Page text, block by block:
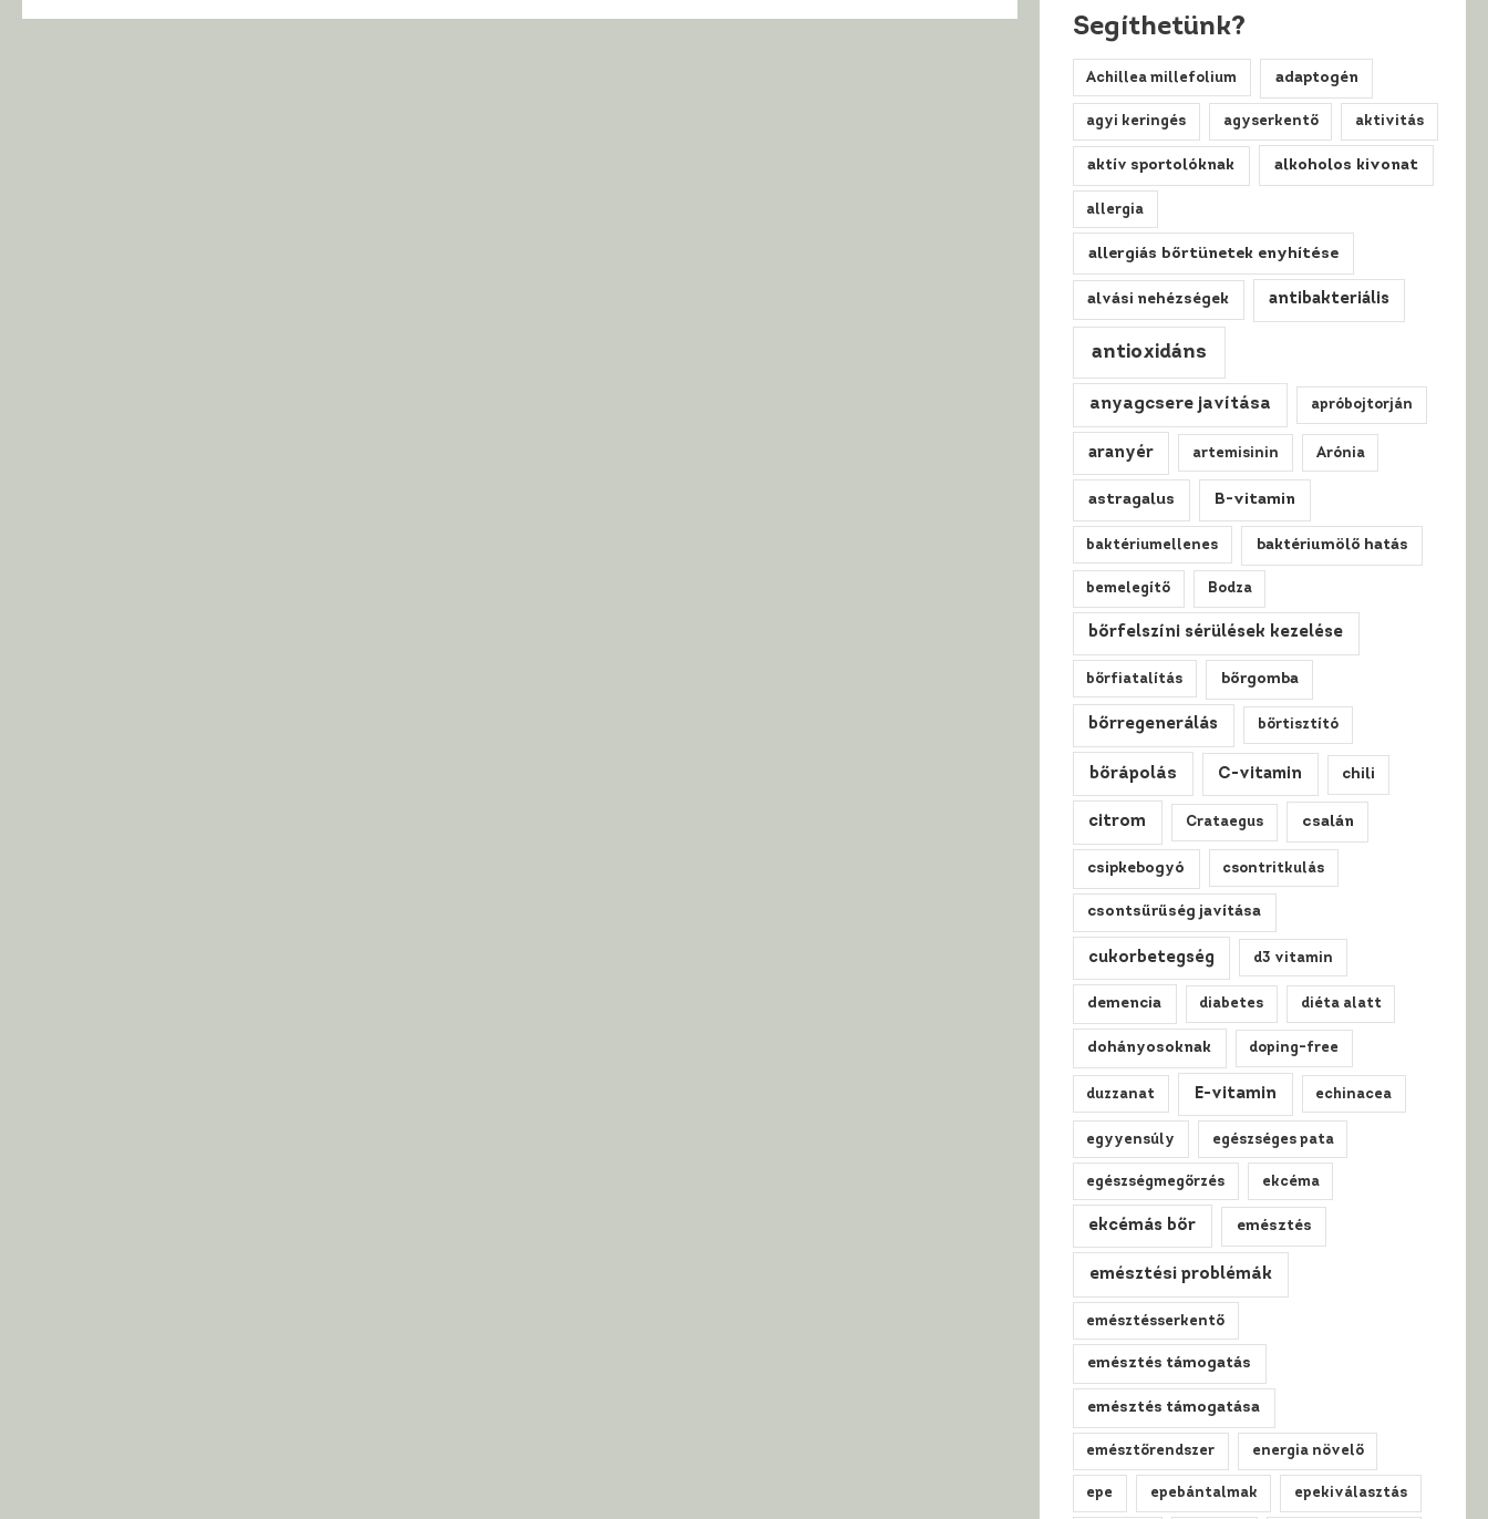
Segíthetünk?
Achillea millefolium adaptogén
agyi keringés agyserkentő aktivitás
aktív sportolóknak alkoholos kivonat
allergia
allergiás bőrtünetek enyhítése
alvási nehézségek antibakteriális
antioxidáns
anyagcsere javítása apróbojtorján
aranyér artemisinin Arónia
astragalus B-vitamin
baktériumellenes baktériumölő hatás
bemelegítő Bodza
bőrfelszíni sérülések kezelése
bőrfiatalítás bőrgomba
bőrregenerálás bőrtisztító
bőrápolás C-vitamin chili
citrom Crataegus csalán
csipkebogyó csontritkulás
csontsűrűség javítása
cukorbetegség d3 vitamin
demencia diabetes diéta alatt
dohányosoknak doping-free
duzzanat E-vitamin echinacea
egyyensúly egészséges pata
egészségmegőrzés ekcéma
ekcémás bőr emésztés
emésztési problémák
emésztésserkentő
emésztés támogatás
emésztés támogatása
emésztőrendszer energia növelő
epe epebántalmak epekiválasztás